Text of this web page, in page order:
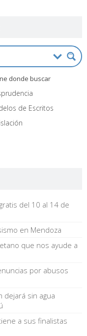
donde buscar
de Escritos
del 10 al 14 de
en Mendoza
que nos ayude a
por abusos
dejará sin agua
a sus finalistas